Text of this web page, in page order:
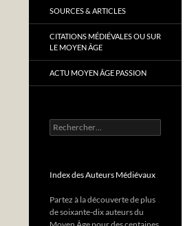
SOURCES & ARTICLES
CITATIONS MÉDIÉVALES OU SUR
LE MOYEN ÂGE
ACTU MOYEN ÂGE PASSION
Rechercher :
Index des Auteurs Médiévaux
Partez à la découverte de plus
de soixante-dix auteurs du